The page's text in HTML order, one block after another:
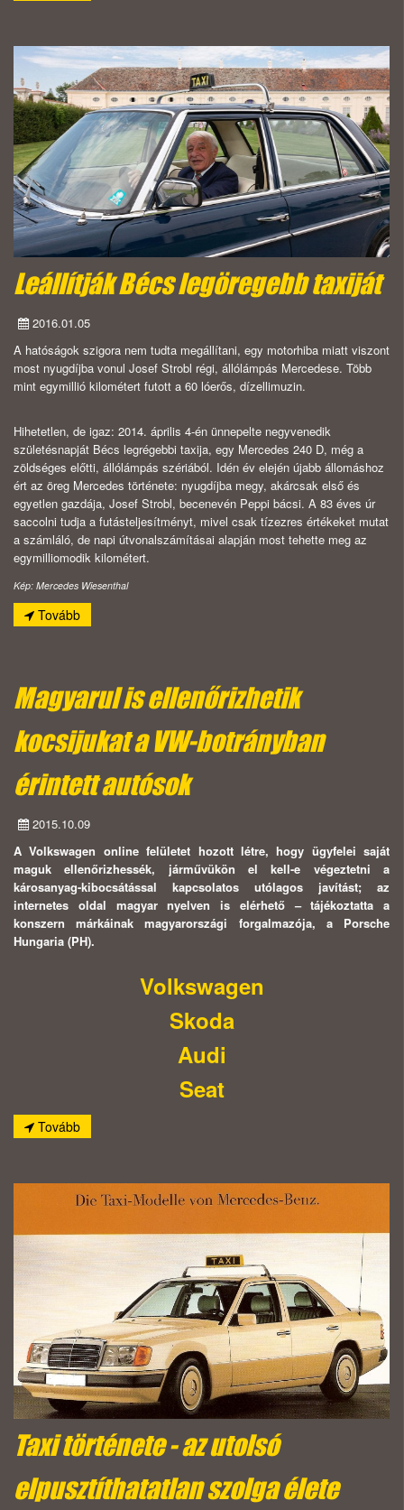
Leállítják Bécs legöregebb taxiját
2016.01.05
A hatóságok szigora nem tudta megállítani, egy motorhiba miatt viszont
most nyugdíjba vonul Josef Strobl régi, állólámpás Mercedese. Több
mint egymillió kilométert futott a 60 lóerős, dízellimuzin.
Hihetetlen, de igaz: 2014. április 4-én ünnepelte negyvenedik
születésnapját Bécs legrégebbi taxija, egy Mercedes 240 D, még a
zöldséges előtti, állólámpás szériából. Idén év elején újabb állomáshoz
ért az öreg Mercedes története: nyugdíjba megy, akárcsak első és
egyetlen gazdája, Josef Strobl, becenevén Peppi bácsi. A 83 éves úr
saccolni tudja a futásteljesítményt, mivel csak tízezres értékeket mutat
a számláló, de napi útvonalszámításai alapján most tehette meg az
egymilliomodik kilométert.
Kép: Mercedes Wiesenthal
Tovább
Magyarul is ellenőrizhetik
kocsijukat a VW-botrányban
érintett autósok
2015.10.09
A Volkswagen online felületet hozott létre, hogy ügyfelei saját
maguk ellenőrizhessék, járművükön el kell-e végeztetni a
károsanyag-kibocsátással kapcsolatos utólagos javítást; az
internetes oldal magyar nyelven is elérhető – tájékoztatta a
konszern márkáinak magyarországi forgalmazója, a Porsche
Hungaria (PH).
Volkswagen
Skoda
Audi
Seat
Tovább
Taxi története - az utolsó
elpusztíthatatlan szolga élete